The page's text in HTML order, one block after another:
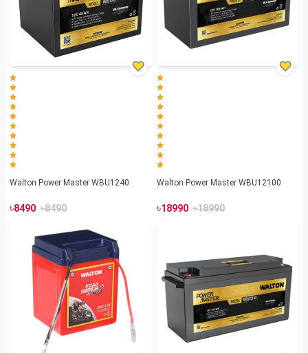
Walton Power Master WBU1240
৳8490 ৳8490
Walton Power Master WBU12100
৳18990 ৳18990